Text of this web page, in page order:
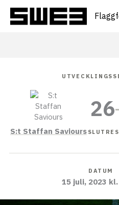
innehåll
S:t Staffan Saviours
26
DATUM
15 juli, 2023